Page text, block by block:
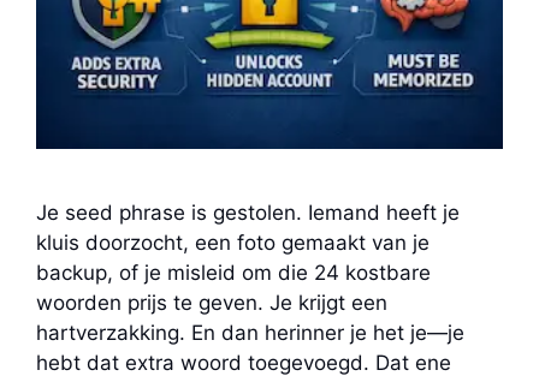
Je seed phrase is gestolen. Iemand heeft je
kluis doorzocht, een foto gemaakt van je
backup, of je misleid om die 24 kostbare
woorden prijs te geven. Je krijgt een
hartverzakking. En dan herinner je het je—je
hebt dat extra woord toegevoegd. Dat ene